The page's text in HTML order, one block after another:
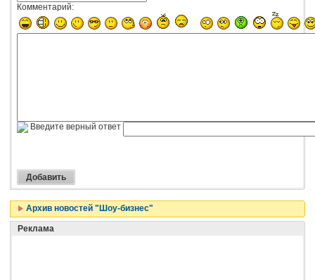
Комментарий:
Введите верный ответ
Архив новостей "Шоу-бизнес"
Реклама